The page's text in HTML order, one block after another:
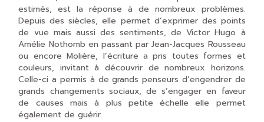
estimés, est la réponse à de nombreux problèmes.
Depuis des siècles, elle permet d’exprimer des points
de vue mais aussi des sentiments, de Victor Hugo à
Amélie Nothomb en passant par Jean-Jacques Rousseau
ou encore Molière, l’écriture a pris toutes formes et
couleurs, invitant à découvrir de nombreux horizons.
Celle-ci a permis à de grands penseurs d’engendrer de
grands changements sociaux, de s’engager en faveur
de causes mais à plus petite échelle elle permet
également de guérir.